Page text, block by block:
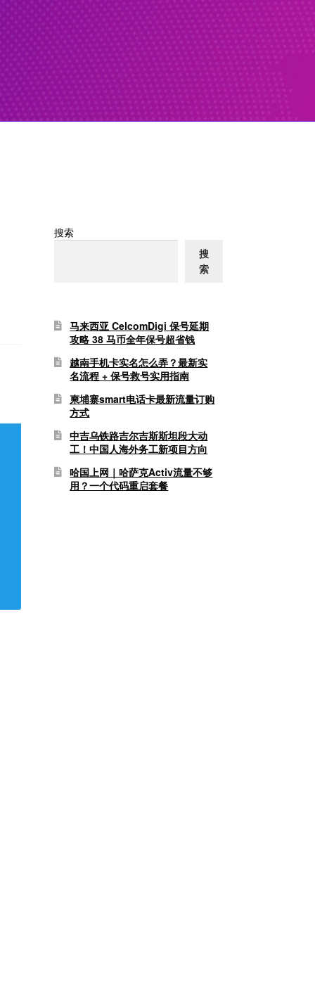
搜索
搜
索
马来西亚 CelcomDigi 保号延期
攻略 38 马币全年保号超省钱
越南手机卡实名怎么弄？最新实
名流程 + 保号救号实用指南
柬埔寨smart电话卡最新流量订购
方式
中吉乌铁路吉尔吉斯斯坦段大动
工！中国人海外务工新项目方向
哈国上网｜哈萨克Activ流量不够
用？一个代码重启套餐